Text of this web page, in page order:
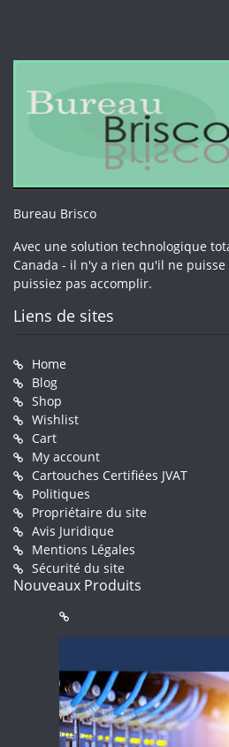
Bureau Brisco
Avec une solution technologique
Canada - il n'y a rien qu'il ne
puissiez pas accomplir.
Liens de sites
Home
Blog
Shop
Wishlist
Cart
My account
Cartouches Certifiées JVAT
Politiques
Propriétaire du site
Avis Juridique
Mentions Légales
Sécurité du site
Nouveaux Produits